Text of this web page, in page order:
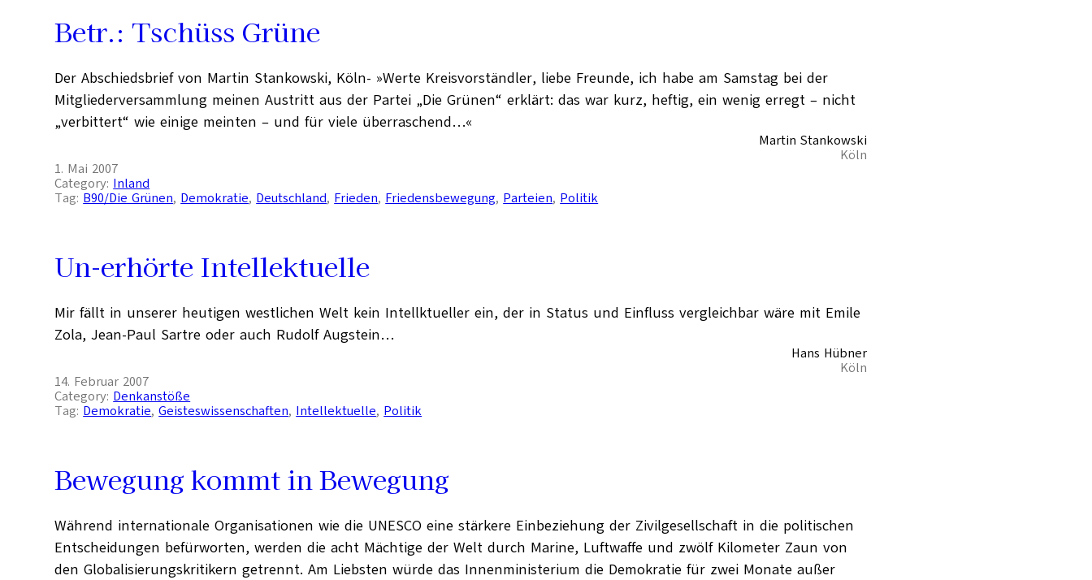
Betr.: Tschüss Grüne
Der Abschiedsbrief von Martin Stankowski, Köln- »Werte Kreisvorständler, liebe Freunde, ich habe am Samstag bei der
Mitgliederversammlung meinen Austritt aus der Partei „Die Grünen“ erklärt: das war kurz, heftig, ein wenig erregt – nicht
„verbittert“ wie einige meinten – und für viele überraschend…«
Martin Stankowski
Köln
1. Mai 2007
Category: Inland
Tag: B90/Die Grünen, Demokratie, Deutschland, Frieden, Friedensbewegung, Parteien, Politik
Un-erhörte Intellektuelle
Mir fällt in unserer heutigen westlichen Welt kein Intellktueller ein, der in Status und Einfluss vergleichbar wäre mit Emile
Zola, Jean-Paul Sartre oder auch Rudolf Augstein…
Hans Hübner
Köln
14. Februar 2007
Category: Denkanstöße
Tag: Demokratie, Geisteswissenschaften, Intellektuelle, Politik
Bewegung kommt in Bewegung
Während internationale Organisationen wie die UNESCO eine stärkere Einbeziehung der Zivilgesellschaft in die politischen
Entscheidungen befürworten, werden die acht Mächtige der Welt durch Marine, Luftwaffe und zwölf Kilometer Zaun von
den Globalisierungskritikern getrennt. Am Liebsten würde das Innenministerium die Demokratie für zwei Monate außer